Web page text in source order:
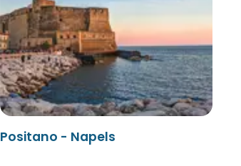
Positano - Napels